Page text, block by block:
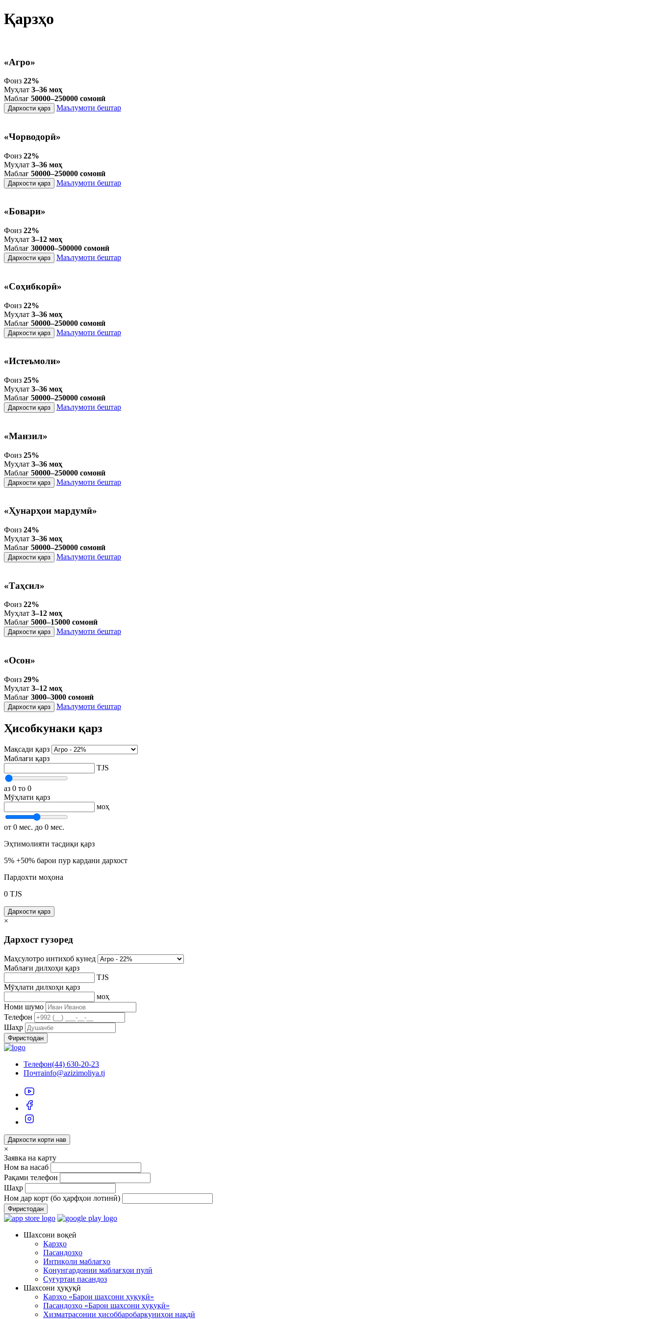
Қарзҳо
«Агро»
Фоиз 22%
Муҳлат 3–36 моҳ
Маблағ 50000–250000 сомонӣ
Дархости қарз Маълумоти бештар
«Чорводорӣ»
Фоиз 22%
Муҳлат 3–36 моҳ
Маблағ 50000–250000 сомонӣ
Дархости қарз Маълумоти бештар
«Бовари»
Фоиз 22%
Муҳлат 3–12 моҳ
Маблағ 300000–500000 сомонӣ
Дархости қарз Маълумоти бештар
«Соҳибкорӣ»
Фоиз 22%
Муҳлат 3–36 моҳ
Маблағ 50000–250000 сомонӣ
Дархости қарз Маълумоти бештар
«Истеъмоли»
Фоиз 25%
Муҳлат 3–36 моҳ
Маблағ 50000–250000 сомонӣ
Дархости қарз Маълумоти бештар
«Манзил»
Фоиз 25%
Муҳлат 3–36 моҳ
Маблағ 50000–250000 сомонӣ
Дархости қарз Маълумоти бештар
«Ҳунарҳои мардумӣ»
Фоиз 24%
Муҳлат 3–36 моҳ
Маблағ 50000–250000 сомонӣ
Дархости қарз Маълумоти бештар
«Таҳсил»
Фоиз 22%
Муҳлат 3–12 моҳ
Маблағ 5000–15000 сомонӣ
Дархости қарз Маълумоти бештар
«Осон»
Фоиз 29%
Муҳлат 3–12 моҳ
Маблағ 3000–3000 сомонӣ
Дархости қарз Маълумоти бештар
Ҳисобкунаки қарз
Мақсади қарз
Маблағи қарз
TJS
аз 0 то 0
Мӯҳлати қарз
моҳ
от 0 мес. до 0 мес.
Эҳтимолияти тасдиқи қарз
5% +50% барои пур кардани дархост
Пардохти моҳона
0 TJS
Дархости қарз
×
Дархост гузоред
Маҳсулотро интихоб кунед
Маблағи дилхоҳи қарз
TJS
Мӯҳлати дилхоҳи қарз
моҳ
Номи шумо
Телефон
Шаҳр
Фиристодан
Телефон(44) 630-20-23
Почтаinfo@azizimoliya.tj
Дархости корти нав
×
Заявка на карту
Ном ва насаб
Рақами телефон
Шаҳр
Ном дар корт (бо ҳарфҳои лотинӣ)
Фиристодан
Шахсони воқеӣ
Қарзҳо
Пасандозҳо
Интиқоли маблағҳо
Қонунгардонии маблағҳои пулӣ
Суғуртаи пасандоз
Шахсони ҳуқуқӣ
Қарзҳо «Барои шахсони ҳуқуқӣ»
Пасандозҳо «Барои шахсони ҳуқуқӣ»
Хизматрасонии ҳисоббаробаркуниҳои нақдӣ